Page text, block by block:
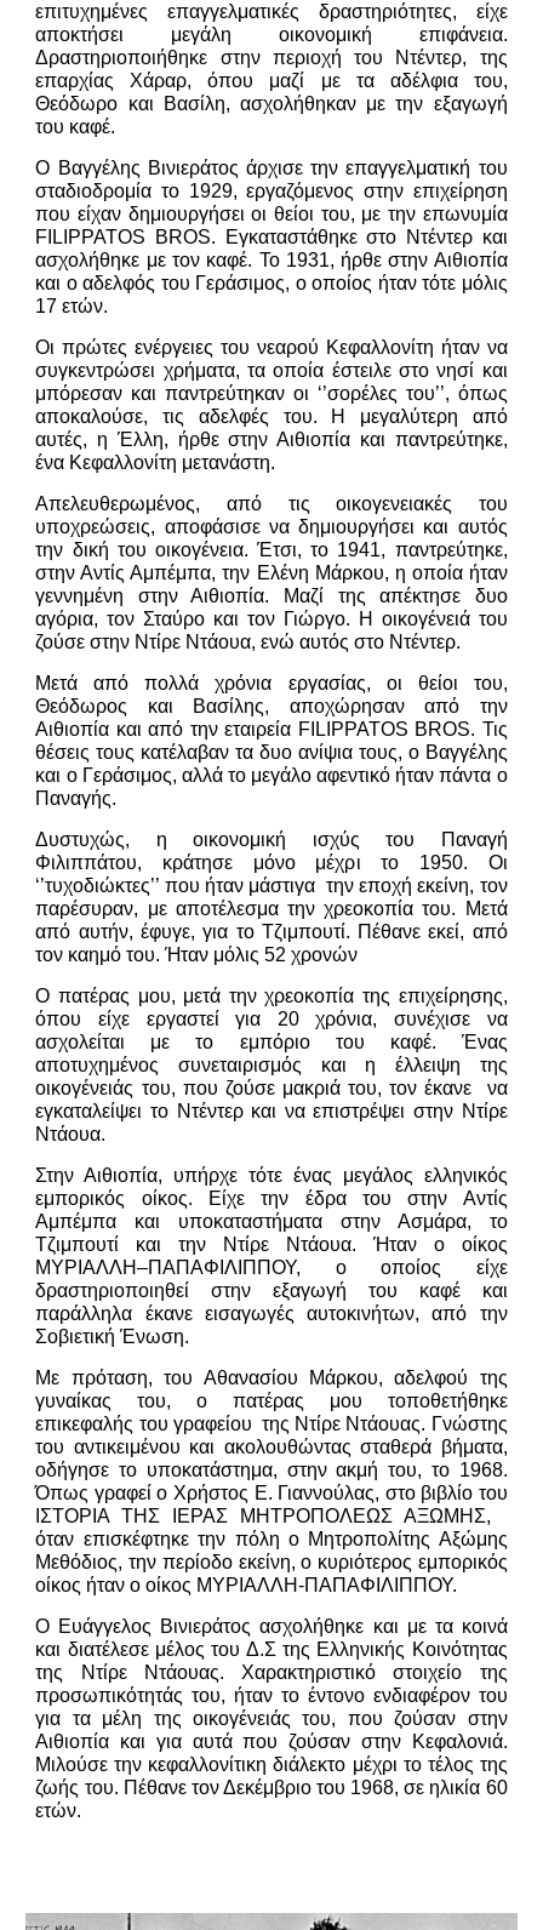
επιτυχημένες επαγγελματικές δραστηριότητες, είχε
αποκτήσει μεγάλη οικονομική επιφάνεια.
Δραστηριοποιήθηκε στην περιοχή του Ντέντερ, της
επαρχίας Χάραρ, όπου μαζί με τα αδέλφια του,
Θεόδωρο και Βασίλη, ασχολήθηκαν με την εξαγωγή
του καφέ.
Ο Βαγγέλης Βινιεράτος άρχισε την επαγγελματική του
σταδιοδρομία το 1929, εργαζόμενος στην επιχείρηση
που είχαν δημιουργήσει οι θείοι του, με την επωνυμία
FILIPPATOS BROS. Εγκαταστάθηκε στο Ντέντερ και
ασχολήθηκε με τον καφέ. Το 1931, ήρθε στην Αιθιοπία
και ο αδελφός του Γεράσιμος, ο οποίος ήταν τότε μόλις
17 ετών.
Οι πρώτες ενέργειες του νεαρού Κεφαλλονίτη ήταν να
συγκεντρώσει χρήματα, τα οποία έστειλε στο νησί και
μπόρεσαν και παντρεύτηκαν οι ‘’σορέλες του’’, όπως
αποκαλούσε, τις αδελφές του. Η μεγαλύτερη από
αυτές, η Έλλη, ήρθε στην Αιθιοπία και παντρεύτηκε,
ένα Κεφαλλονίτη μετανάστη.
Απελευθερωμένος, από τις οικογενειακές του
υποχρεώσεις, αποφάσισε να δημιουργήσει και αυτός
την δική του οικογένεια. Έτσι, το 1941, παντρεύτηκε,
στην Αντίς Αμπέμπα, την Ελένη Μάρκου, η οποία ήταν
γεννημένη στην Αιθιοπία. Μαζί της απέκτησε δυο
αγόρια, τον Σταύρο και τον Γιώργο. Η οικογένειά του
ζούσε στην Ντίρε Ντάουα, ενώ αυτός στο Ντέντερ.
Μετά από πολλά χρόνια εργασίας, οι θείοι του,
Θεόδωρος και Βασίλης, αποχώρησαν από την
Αιθιοπία και από την εταιρεία FILIPPATOS BROS. Τις
θέσεις τους κατέλαβαν τα δυο ανίψια τους, ο Βαγγέλης
και ο Γεράσιμος, αλλά το μεγάλο αφεντικό ήταν πάντα ο
Παναγής.
Δυστυχώς, η οικονομική ισχύς του Παναγή
Φιλιππάτου, κράτησε μόνο μέχρι το 1950. Οι
‘’τυχοδιώκτες’’ που ήταν μάστιγα την εποχή εκείνη, τον
παρέσυραν, με αποτέλεσμα την χρεοκοπία του. Μετά
από αυτήν, έφυγε, για το Τζιμπουτί. Πέθανε εκεί, από
τον καημό του. Ήταν μόλις 52 χρονών
Ο πατέρας μου, μετά την χρεοκοπία της επιχείρησης,
όπου είχε εργαστεί για 20 χρόνια, συνέχισε να
ασχολείται με το εμπόριο του καφέ. Ένας
αποτυχημένος συνεταιρισμός και η έλλειψη της
οικογένειάς του, που ζούσε μακριά του, τον έκανε να
εγκαταλείψει το Ντέντερ και να επιστρέψει στην Ντίρε
Ντάουα.
Στην Αιθιοπία, υπήρχε τότε ένας μεγάλος ελληνικός
εμπορικός οίκος. Είχε την έδρα του στην Αντίς
Αμπέμπα και υποκαταστήματα στην Ασμάρα, το
Τζιμπουτί και την Ντίρε Ντάουα. Ήταν ο οίκος
ΜΥΡΙΑΛΛΗ–ΠΑΠΑΦΙΛΙΠΠΟΥ, ο οποίος είχε
δραστηριοποιηθεί στην εξαγωγή του καφέ και
παράλληλα έκανε εισαγωγές αυτοκινήτων, από την
Σοβιετική Ένωση.
Με πρόταση, του Αθανασίου Μάρκου, αδελφού της
γυναίκας του, ο πατέρας μου τοποθετήθηκε
επικεφαλής του γραφείου της Ντίρε Ντάουας. Γνώστης
του αντικειμένου και ακολουθώντας σταθερά βήματα,
οδήγησε το υποκατάστημα, στην ακμή του, το 1968.
Όπως γραφεί ο Χρήστος Ε. Γιαννούλας, στο βιβλίο του
ΙΣΤΟΡΙΑ ΤΗΣ ΙΕΡΑΣ ΜΗΤΡΟΠΟΛΕΩΣ ΑΞΩΜΗΣ,
όταν επισκέφτηκε την πόλη ο Μητροπολίτης Αξώμης
Μεθόδιος, την περίοδο εκείνη, ο κυριότερος εμπορικός
οίκος ήταν ο οίκος ΜΥΡΙΑΛΛΗ-ΠΑΠΑΦΙΛΙΠΠΟΥ.
Ο Ευάγγελος Βινιεράτος ασχολήθηκε και με τα κοινά
και διατέλεσε μέλος του Δ.Σ της Ελληνικής Κοινότητας
της Ντίρε Ντάουας. Χαρακτηριστικό στοιχείο της
προσωπικότητάς του, ήταν το έντονο ενδιαφέρον του
για τα μέλη της οικογένειάς του, που ζούσαν στην
Αιθιοπία και για αυτά που ζούσαν στην Κεφαλονιά.
Μιλούσε την κεφαλλονίτικη διάλεκτο μέχρι το τέλος της
ζωής του. Πέθανε τον Δεκέμβριο του 1968, σε ηλικία 60
ετών.